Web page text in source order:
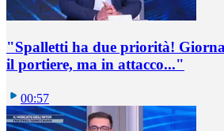
"Spalletti ha due priorità!
il portiere, ma in attacco..."
00:57